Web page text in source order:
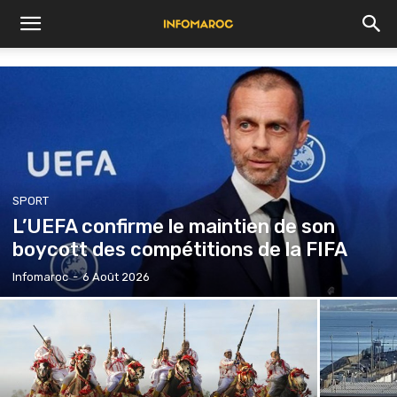
SPORT
L’UEFA confirme le maintien de son
boycott des compétitions de la FIFA
Infomaroc - 6 Août 2026